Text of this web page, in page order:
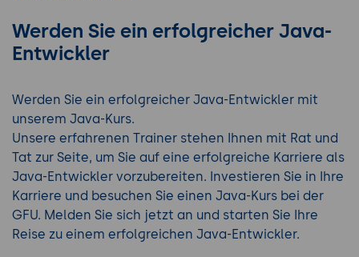
Werden Sie ein erfolgreicher Java-
Entwickler
Werden Sie ein erfolgreicher Java-Entwickler mit
unserem Java-Kurs.
Unsere erfahrenen Trainer stehen Ihnen mit Rat und
Tat zur Seite, um Sie auf eine erfolgreiche Karriere als
Java-Entwickler vorzubereiten. Investieren Sie in Ihre
Karriere und besuchen Sie einen Java-Kurs bei der
GFU. Melden Sie sich jetzt an und starten Sie Ihre
Reise zu einem erfolgreichen Java-Entwickler.